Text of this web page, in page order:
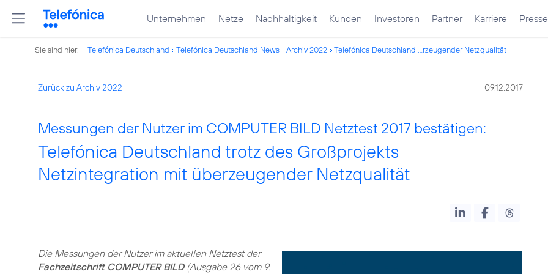
Unternehmen Netze Nachhaltigkeit Kunden Investoren Partner Karriere Presse
Sie sind hier: Telefónica Deutschland Telefónica Deutschland News Archiv 2022 Telefónica Deutschland ...rzeugender Netzqualität
Zurück zu Archiv 2022 09.12.2017
Messungen der Nutzer im COMPUTER BILD Netztest 2017 bestätigen:
Telefónica Deutschland trotz des Großprojekts
Netzintegration mit überzeugender Netzqualität
Die Messungen der Nutzer im aktuellen Netztest der
Fachzeitschrift COMPUTER BILD(Ausgabe 26 vom 9.